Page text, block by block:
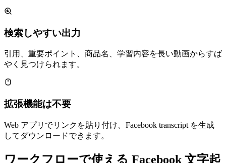
検索しやすい出力
引用、重要ポイント、商品名、学習内容を長い動画からすば
やく見つけられます。
拡張機能は不要
Web アプリでリンクを貼り付け、Facebook transcript を生成
してダウンロードできます。
ワークフローで使える Facebook 文字起